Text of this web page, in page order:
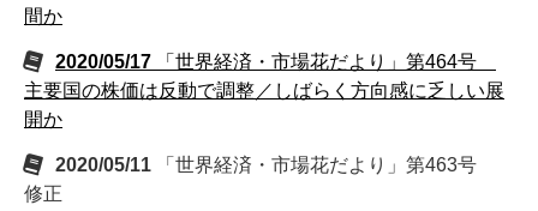
間か
2020/05/17
「世界経済・市場花だより」第464号
主要国の株価は反動で調整／しばらく方向感に乏しい展
開か
2020/05/11
「世界経済・市場花だより」第463号
修正